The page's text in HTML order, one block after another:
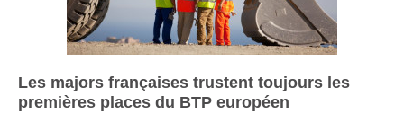
Les majors françaises trustent toujours les
premières places du BTP européen